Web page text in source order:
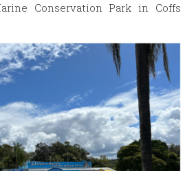
Conservation Park in Coffs